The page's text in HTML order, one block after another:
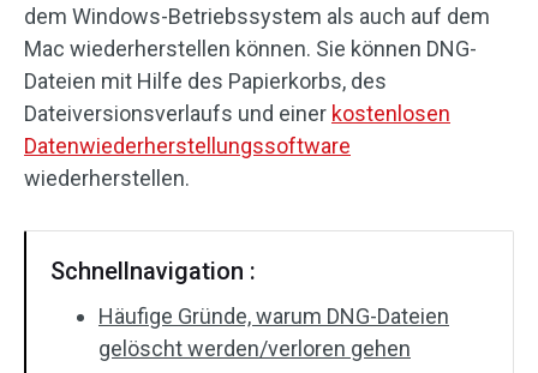
dem Windows-Betriebssystem als auch auf dem
Mac wiederherstellen können. Sie können DNG-
Dateien mit Hilfe des Papierkorbs, des
Dateiversionsverlaufs und einer kostenlosen
Datenwiederherstellungssoftware
wiederherstellen.
Schnellnavigation :
Häufige Gründe, warum DNG-Dateien
gelöscht werden/verloren gehen